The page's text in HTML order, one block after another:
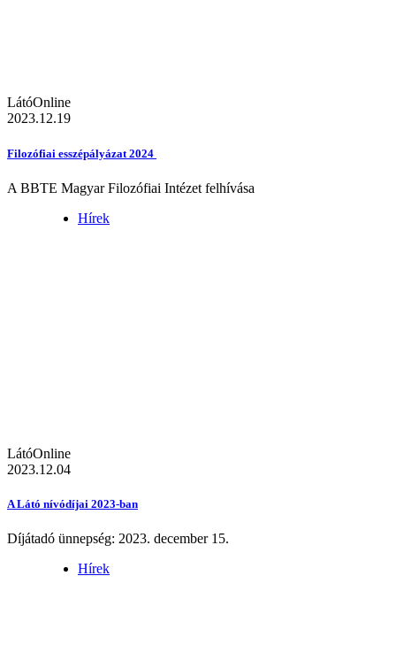
LátóOnline
2023.12.19
Filozófiai esszépályázat 2024
A BBTE Magyar Filozófiai Intézet felhívása
Hírek
LátóOnline
2023.12.04
A Látó nívódíjai 2023-ban
Díjátadó ünnepség: 2023. december 15.
Hírek